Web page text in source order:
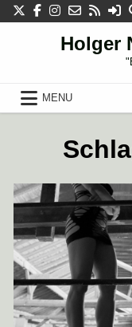
Skip
to
Holger
MENU